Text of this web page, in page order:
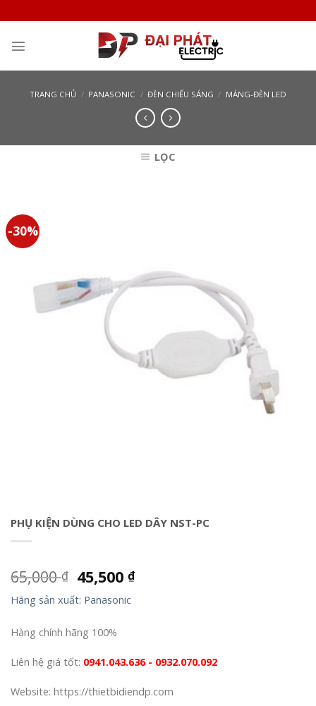
to
content
TRANG CHỦ / PANASONIC / ĐÈN CHIẾU SÁNG / MÁNG-ĐÈN LED
LỌC
-30%
PHỤ KIỆN DÙNG CHO LED DÂY NST-PC
65,000₫ 45,500₫
Hãng sản xuất: Panasonic
Hàng chính hãng 100%
Liên hệ giá tốt: 0941.043.636 - 0932.070.092
Website: https://thietbidiendp.com